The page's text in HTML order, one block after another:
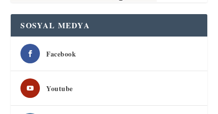
SOSYAL MEDYA
Facebook
Youtube